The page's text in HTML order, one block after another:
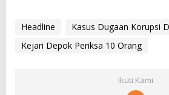
Headline
Kasus Dugaan Korupsi
Kejari Depok Periksa 10 Orang
Ikuti Kami